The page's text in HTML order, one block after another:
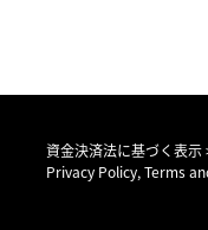
資金決済法に基づく表示
Privacy Policy Terms